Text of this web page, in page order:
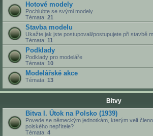
Hotové modely
Pochlubte se svými modely
Témata: 21
Stavba modelu
Ukažte jak jste postupovali/postupujete při stavbě
Témata: 11
Podklady
Podklady pro modeláře
Témata: 10
Modelářské akce
Témata: 13
Bitvy
Bitva I. Útok na Polsko (1939)
Povede se německým jednotkám, kterým velí
polského nepřítele?
Témata: 4